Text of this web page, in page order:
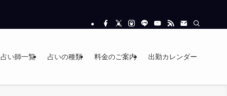
占い師一覧 占いの種類 料金のご案内 出勤カレンダー